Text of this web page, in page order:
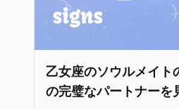
乙女座のソウルメイト
の完璧なパートナーを